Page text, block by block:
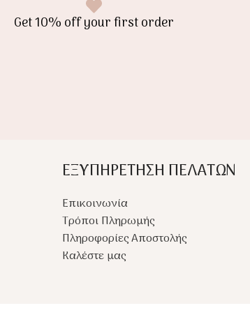
Get 10% off your first order
ΕΞΥΠΗΡΕΤΗΣΗ ΠΕΛΑΤΩΝ
Επικοινωνία
Τρόποι Πληρωμής
Πληροφορίες Αποστολής
Καλέστε μας